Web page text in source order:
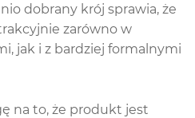
dobrany krój sprawia, że
zarówno w
jak i z bardziej formalnymi
na to, że produkt jest